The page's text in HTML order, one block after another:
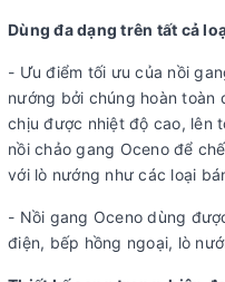
Dùng đa dạng trên tất cả
- Ưu điểm tối ưu của nồi
nướng bởi chúng hoàn toàn
chịu được nhiệt độ cao, lên
nồi chảo gang Oceno để
với lò nướng như các loại
- Nồi gang Oceno dùng
điện, bếp hồng ngoại, lò